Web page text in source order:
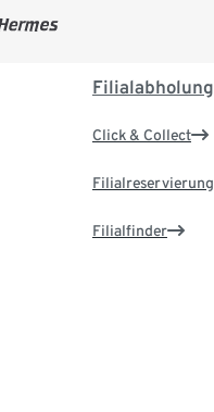
Filialabholung
Click & Collect
Filialreservierung
Filialfinder